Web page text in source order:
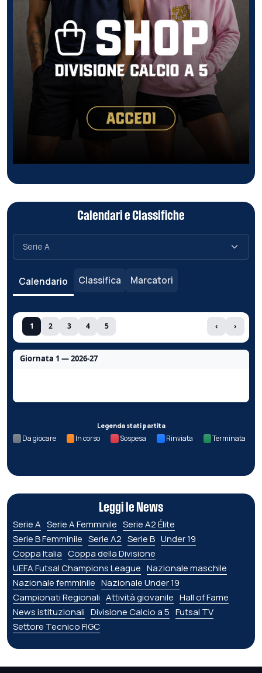
Calendari e Classifiche
Calendario Classifica Marcatori
1 2 3 4 5 ‹ ›
Giornata 1 — 2026-27
Legenda stati partita
Da giocare In corso Sospesa Rinviata Terminata
Leggi le News
Serie A Serie A Femminile Serie A2 Élite
Serie B Femminile Serie A2 Serie B Under 19
Coppa Italia Coppa della Divisione
UEFA Futsal Champions League Nazionale maschile
Nazionale femminile Nazionale Under 19
Campionati Regionali Attività giovanile Hall of Fame
News istituzionali Divisione Calcio a 5 Futsal TV
Settore Tecnico FIGC